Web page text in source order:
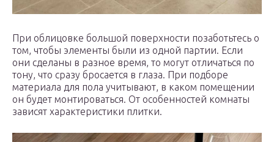
При облицовке большой поверхности позаботьтесь о
том, чтобы элементы были из одной партии. Если
они сделаны в разное время, то могут отличаться по
тону, что сразу бросается в глаза. При подборе
материала для пола учитывают, в каком помещении
он будет монтироваться. От особенностей комнаты
зависят характеристики плитки.